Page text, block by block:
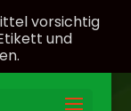
vorsichtig
und